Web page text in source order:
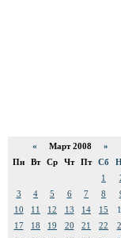
« Март 2008 »
Пн
Вт Ср Чт Пт Сб
1
3
4 5 6 7 8
10
11 12 13 14 15
17
18 19 20 21 22